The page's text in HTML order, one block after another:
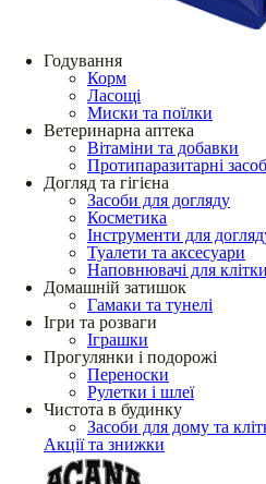
Годування
Корм
Ласощі
Миски та поїлки
Ветеринарна аптека
Вітаміни та добавки
Протипаразитарні
Догляд та гігієна
Засоби для догляду
Косметика
Інструменти для
Туалети та аксесуари
Наповнювачі для
Домашній затишок
Гамаки та тунелі
Ігри та розваги
Іграшки
Прогулянки і подорожі
Переноски
Рулетки і шлеї
Чистота в будинку
Засоби для дому та
Акції та знижки